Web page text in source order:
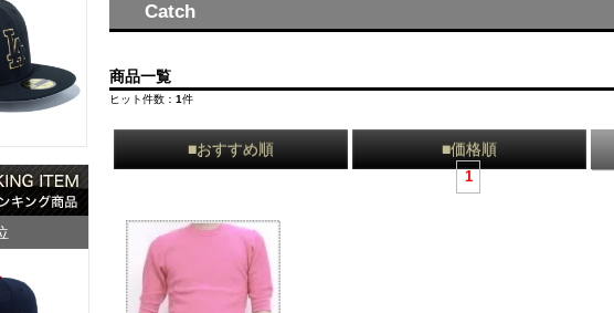
Catch
商品一覧
ヒット件数： 1件
■おすすめ順 ■価格順
1